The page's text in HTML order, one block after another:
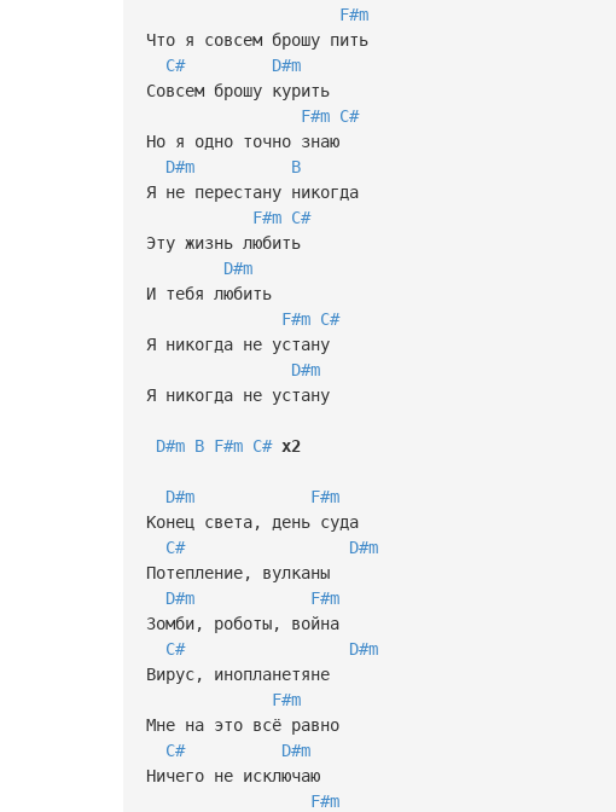
F#m
Что я совсем брошу пить
C#
D#m
Совсем брошу курить
F#m C#
Но я одно точно знаю
D#m
B
Я не перестану никогда
F#m C#
Эту жизнь любить
D#m
И тебя любить
F#m C#
Я никогда не устану
D#m
Я никогда не устану
D#m B F#m C# x2
D#m
F#m
Конец света, день суда
C#
D#m
Потепление, вулканы
D#m
F#m
Зомби, роботы, война
C#
D#m
Вирус, инопланетяне
F#m
Мне на это всё равно
C#
D#m
Ничего не исключаю
F#m